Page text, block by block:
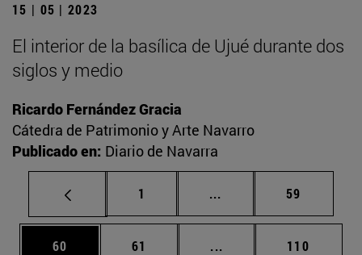
15 | 05 | 2023
El interior de la basílica de Ujué durante dos
siglos y medio
Ricardo Fernández Gracia
Cátedra de Patrimonio y Arte Navarro
Publicado en: Diario de Navarra
Página
1 ... Páginas intermedias
Página
59
Página
60 Página
61 ... Páginas intermedias
Página
110